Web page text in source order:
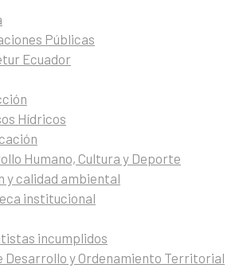
Públicas
Ecuador
Hídricos
Humano, Cultura y Deporte
y calidad ambiental
institucional
incumplidos
Desarrollo y Ordenamiento Territorial